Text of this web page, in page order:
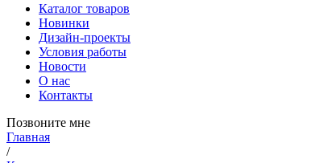
Каталог товаров
Новинки
Дизайн-проекты
Условия работы
Новости
О нас
Контакты
Позвоните мне
Главная
/